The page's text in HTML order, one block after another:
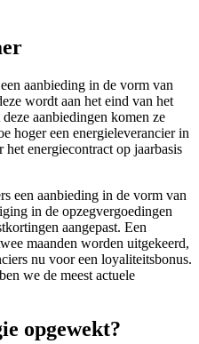
aanbieding in de vorm van
wordt aan het eind van het
aanbiedingen komen ze
hoger een energieleverancier in
energiecontract op jaarbasis
een aanbieding in de vorm van
in de opzegvergoedingen
aangepast. Een
maanden worden uitgekeerd,
nu voor een loyaliteitsbonus.
we de meest actuele
opgewekt?